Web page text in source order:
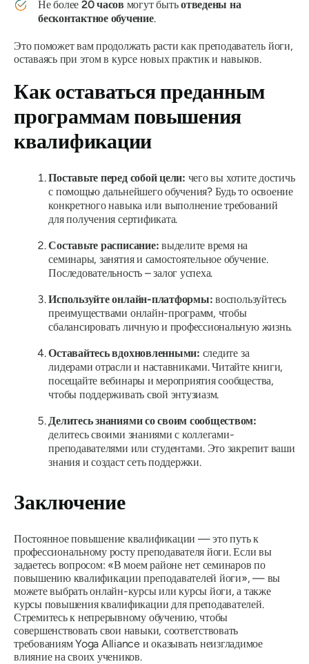
Не более 20 часов могут бытьотведены на
бесконтактное обучение.
Это поможет вам продолжать расти как преподаватель йоги,
оставаясь при этом в курсе новых практик и навыков.
Как оставаться преданным
программам повышения
квалификации
Поставьте перед собой цели: чего вы хотите достичь
с помощью дальнейшего обучения? Будь то освоение
конкретного навыка или выполнение требований
для получения сертификата.
Составьте расписание: выделите время на
семинары, занятия и самостоятельное обучение.
Последовательность – залог успеха.
Используйте онлайн-платформы: воспользуйтесь
преимуществами онлайн-программ, чтобы
сбалансировать личную и профессиональную жизнь.
Оставайтесь вдохновленными: следите за
лидерами отрасли и наставниками. Читайте книги,
посещайте вебинары и мероприятия сообщества,
чтобы поддерживать свой энтузиазм.
Делитесь знаниями со своим сообществом:
делитесь своими знаниями с коллегами-
преподавателями или студентами. Это закрепит ваши
знания и создаст сеть поддержки.
Заключение
Постоянное повышение квалификации — это путь к
профессиональному росту преподавателя йоги. Если вы
задаетесь вопросом: «В моем районе нет семинаров по
повышению квалификации преподавателей йоги», — вы
можете выбрать онлайн-курсы или курсы йоги, а также
курсы повышения квалификации для преподавателей.
Стремитесь к непрерывному обучению, чтобы
совершенствовать свои навыки, соответствовать
требованиям Yoga Alliance и оказывать неизгладимое
влияние на своих учеников.